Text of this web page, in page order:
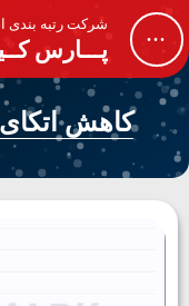
...
شرکت رتبه بندی
پـــارس
کاهش اتکای